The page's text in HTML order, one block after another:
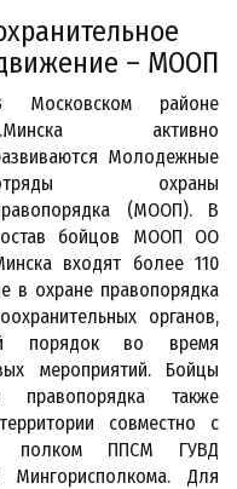
– МООП
Московском районе
активно
Молодежные
охраны
(МООП). В
бойцов МООП ОО
входят более 110
в охране правопорядка
органов,
порядок во время
мероприятий. Бойцы
также
совместно с
полком ППСМ ГУВД
Для